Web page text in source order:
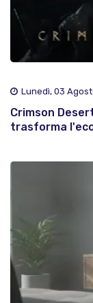
Lunedì, 03
Crimson
trasforma